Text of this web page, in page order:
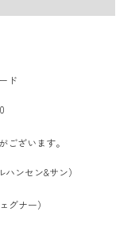
ド
ざいます。
ンセン&サン）
グナー）